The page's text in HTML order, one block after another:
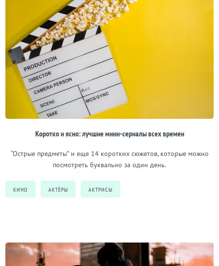
Коротко и ясно: лучшие мини-сериалы всех времен
“Острые предметы” и еще 14 коротких сюжетов, которые можно
посмотреть буквально за один день.
КИНО АКТЁРЫ АКТРИСЫ